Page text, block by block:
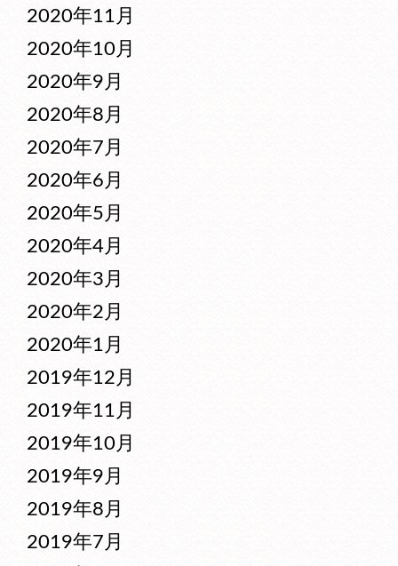
2020年11月
2020年10月
2020年9月
2020年8月
2020年7月
2020年6月
2020年5月
2020年4月
2020年3月
2020年2月
2020年1月
2019年12月
2019年11月
2019年10月
2019年9月
2019年8月
2019年7月